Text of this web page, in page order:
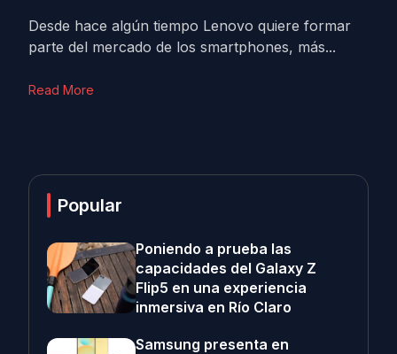
Desde hace algún tiempo Lenovo quiere formar
parte del mercado de los smartphones, más...
Read More
Popular
Poniendo a prueba las
capacidades del Galaxy Z
Flip5 en una experiencia
inmersiva en Río Claro
Samsung presenta en